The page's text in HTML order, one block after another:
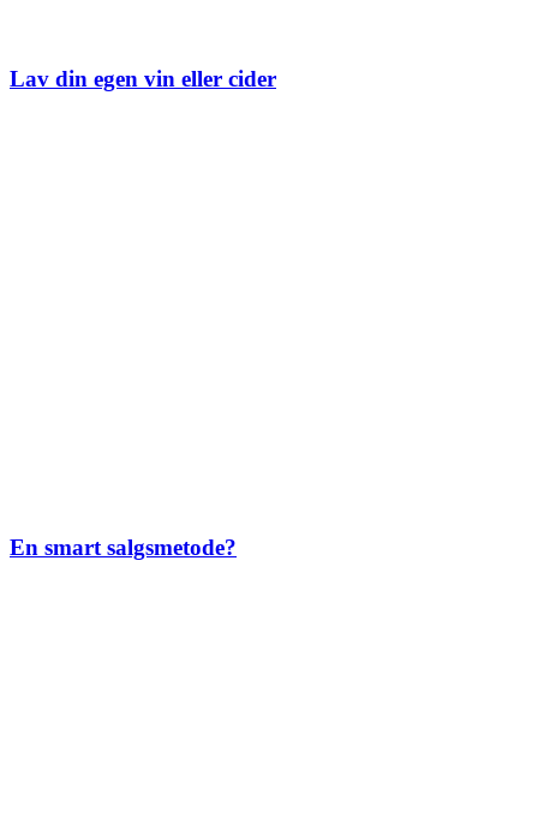
Lav din egen vin eller cider
En smart salgsmetode?